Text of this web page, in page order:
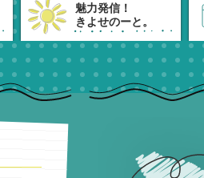
魅力発信！
きよせのーと。